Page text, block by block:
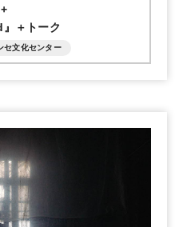
+
＋トーク
セ文化センター